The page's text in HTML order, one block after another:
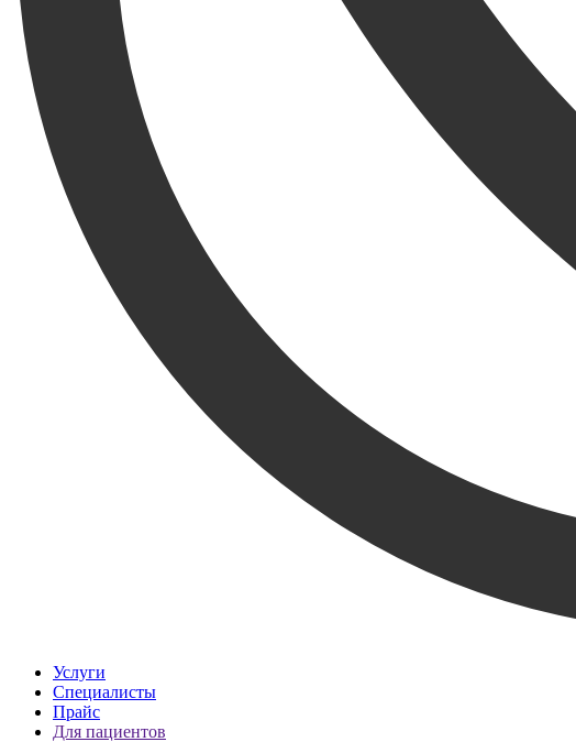
Услуги
Специалисты
Прайс
Для пациентов